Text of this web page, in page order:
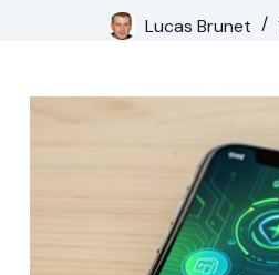
Lucas Brunet